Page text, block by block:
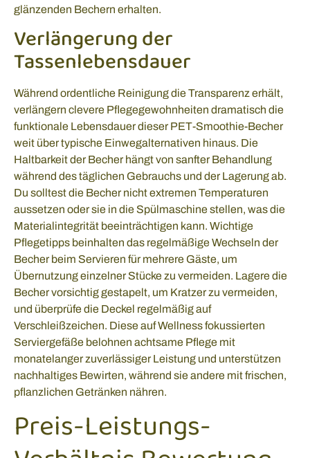
glänzenden Bechern erhalten.
Verlängerung der
Tassenlebensdauer
Während ordentliche Reinigung die Transparenz erhält,
verlängern clevere Pflegegewohnheiten dramatisch die
funktionale Lebensdauer dieser PET-Smoothie-Becher
weit über typische Einwegalternativen hinaus. Die
Haltbarkeit der Becher hängt von sanfter Behandlung
während des täglichen Gebrauchs und der Lagerung ab.
Du solltest die Becher nicht extremen Temperaturen
aussetzen oder sie in die Spülmaschine stellen, was die
Materialintegrität beeinträchtigen kann. Wichtige
Pflegetipps beinhalten das regelmäßige Wechseln der
Becher beim Servieren für mehrere Gäste, um
Übernutzung einzelner Stücke zu vermeiden. Lagere die
Becher vorsichtig gestapelt, um Kratzer zu vermeiden,
und überprüfe die Deckel regelmäßig auf
Verschleißzeichen. Diese auf Wellness fokussierten
Serviergefäße belohnen achtsame Pflege mit
monatelanger zuverlässiger Leistung und unterstützen
nachhaltiges Bewirten, während sie andere mit frischen,
pflanzlichen Getränken nähren.
Preis-Leistungs-